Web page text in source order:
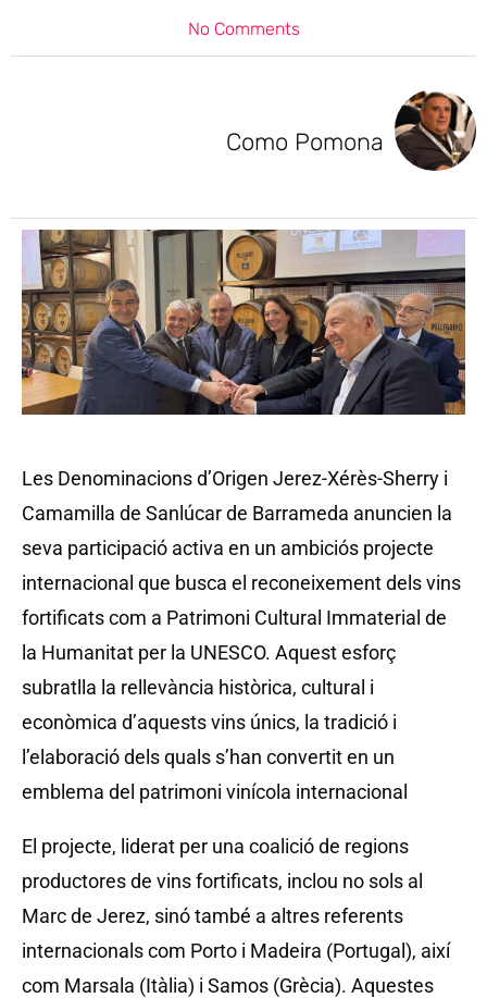
No Comments
Como Pomona
Les Denominacions d’Origen Jerez-Xérès-Sherry i
Camamilla de Sanlúcar de Barrameda anuncien la
seva participació activa en un ambiciós projecte
internacional que busca el reconeixement dels vins
fortificats com a Patrimoni Cultural Immaterial de
la Humanitat per la UNESCO. Aquest esforç
subratlla la rellevància històrica, cultural i
econòmica d’aquests vins únics, la tradició i
l’elaboració dels quals s’han convertit en un
emblema del patrimoni vinícola internacional
El projecte, liderat per una coalició de regions
productores de vins fortificats, inclou no sols al
Marc de Jerez, sinó també a altres referents
internacionals com Porto i Madeira (Portugal), així
com Marsala (Itàlia) i Samos (Grècia). Aquestes